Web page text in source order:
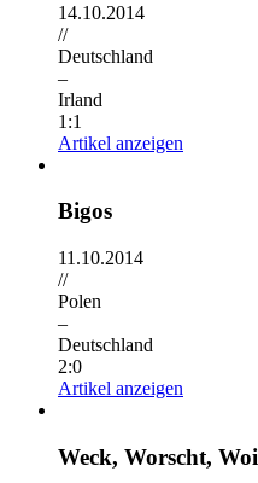
14.10.2014
//
Deutschland
–
Irland
1:1
Artikel anzeigen
Bigos
11.10.2014
//
Polen
–
Deutschland
2:0
Artikel anzeigen
Weck, Worscht, Woi